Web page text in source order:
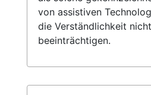
von assistiven
die Verständlichkeit
beeinträchtigen.